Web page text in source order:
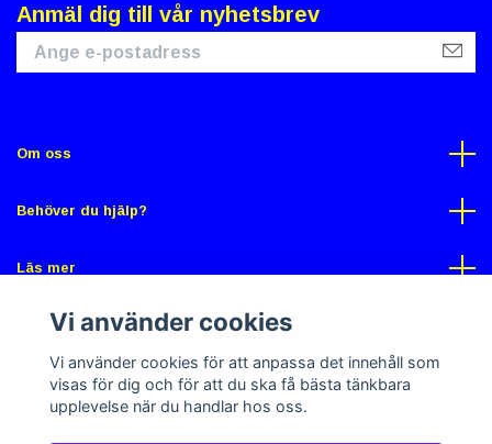
Anmäl dig till vår nyhetsbrev
Om oss
Behöver du hjälp?
Läs mer
Sociala medier
Vi använder cookies
Vi använder cookies för att anpassa det innehåll som
visas för dig och för att du ska få bästa tänkbara
upplevelse när du handlar hos oss.